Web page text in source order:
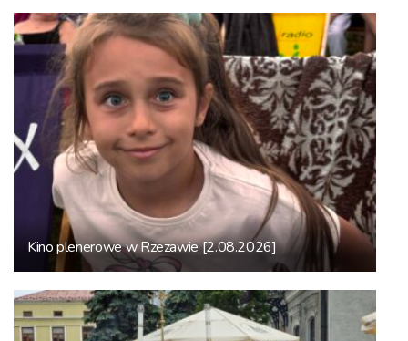
Kino plenerowe w Rzezawie [2.08.2026]